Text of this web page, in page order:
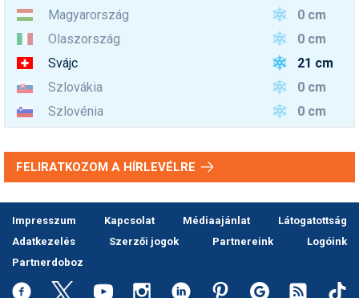
Magyarország
0 cm
Olaszország
0 cm
Svájc
21 cm
Szlovákia
0 cm
Szlovénia
0 cm
FELIRATKOZOM A HÍRLEVÉLRE
Impresszum Kapcsolat Médiaajánlat
Látogatottság
Adatkezelés
Szerzői jogok Partnereink
Logóink
Partnerdoboz